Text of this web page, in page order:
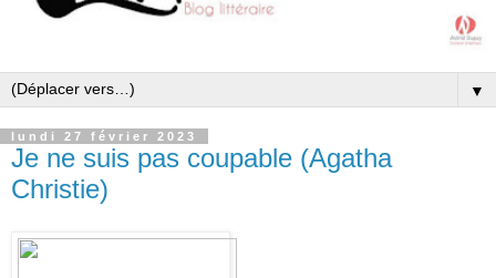
▼
lundi 27 février 2023
Je ne suis pas coupable (Agatha
Christie)